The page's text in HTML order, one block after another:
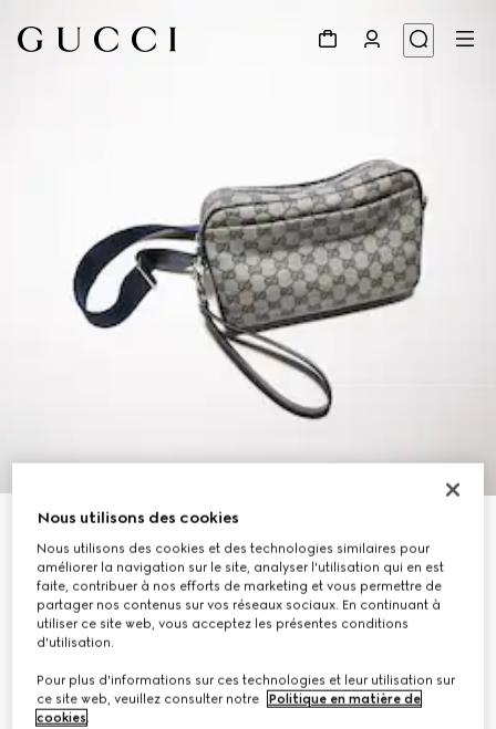
À personnaliser avec vos initiales
Sac bandoulière Gucci Essence Classic petit format
CA$2,455
Déclinaisonstoile GG bleue
Nous utilisons des cookies
Nous utilisons des cookies et des technologies similaires pour
améliorer la navigation sur le site, analyser l'utilisation qui en est
faite, contribuer à nos efforts de marketing et vous permettre de
partager nos contenus sur vos réseaux sociaux. En continuant à
utiliser ce site web, vous acceptez les présentes conditions
d'utilisation.
Pour plus d'informations sur ces technologies et leur utilisation sur
ce site web, veuillez consulter notre
Politique en matière de
cookies.